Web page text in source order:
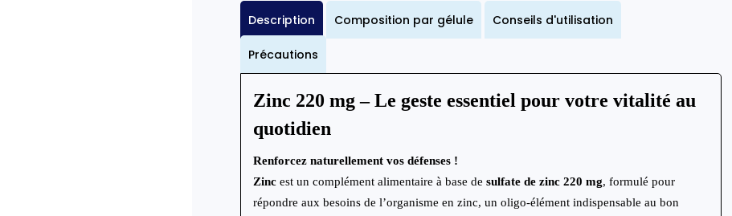
Description Composition par gélule Conseils d'utilisation
Précautions
Zinc 220 mg – Le geste essentiel pour votre vitalité au
quotidien
Renforcez naturellement vos défenses !
Zinc est un complément alimentaire à base de sulfate de zinc 220 mg, formulé pour
répondre aux besoins de l’organisme en zinc, un oligo-élément indispensable au bon